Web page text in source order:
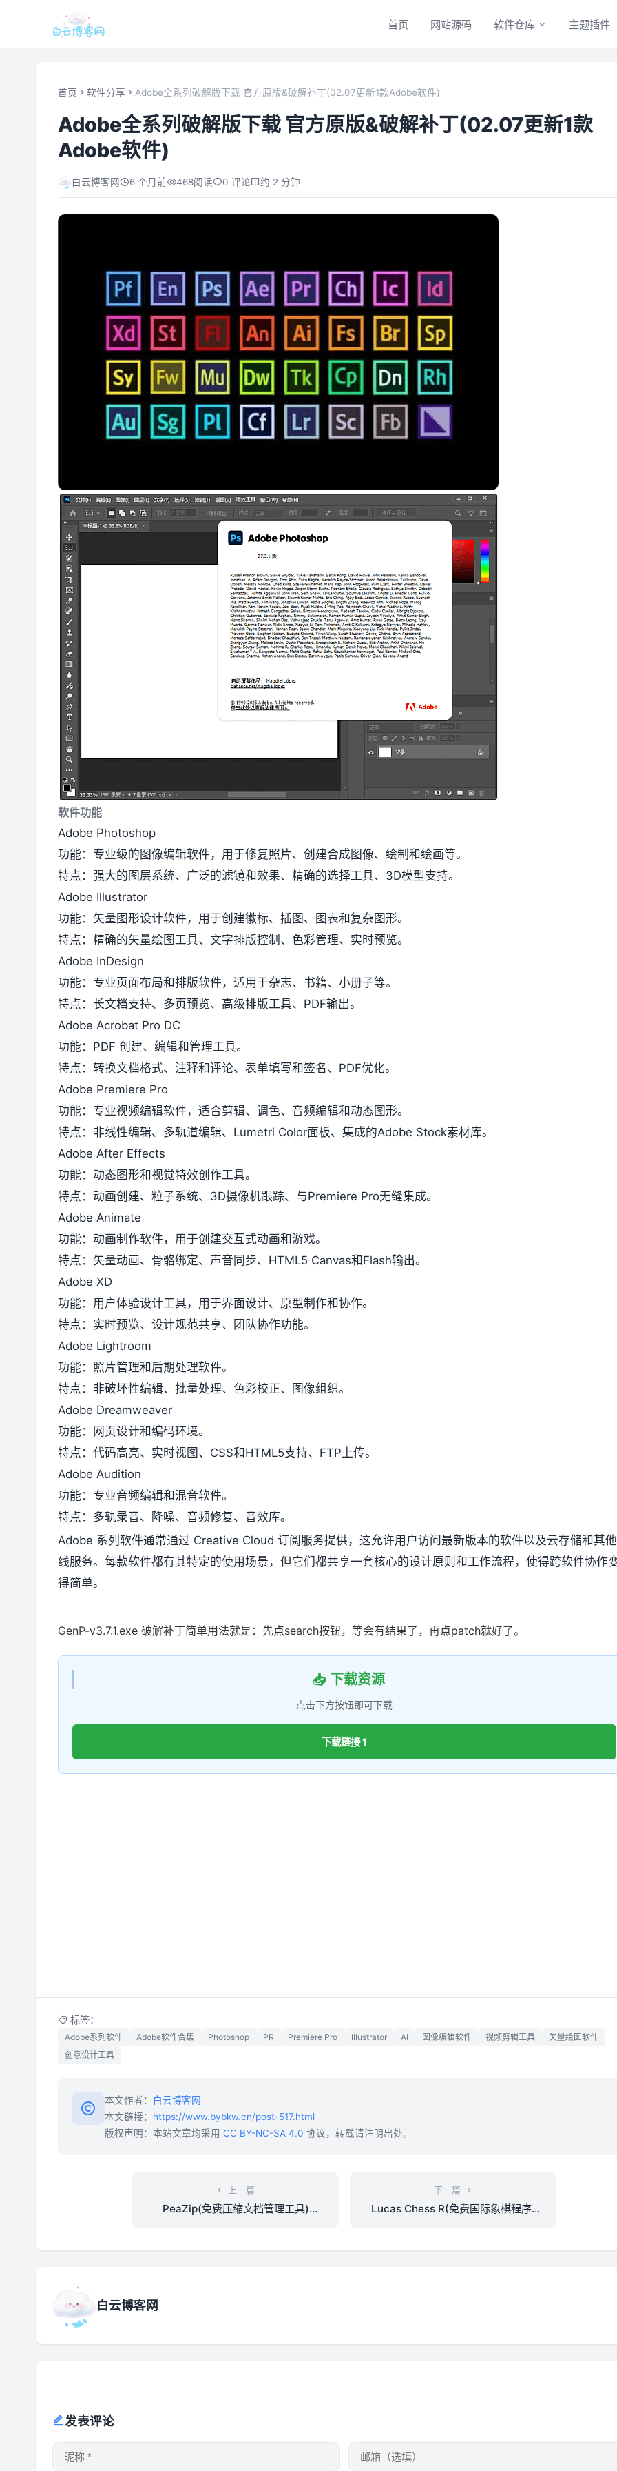
首页 网站源码 软件仓库 主题插件
首页 软件分享 Adobe全系列破解版下载 官方原版&破解补丁(02.07更新1款Adobe软件)
Adobe全系列破解版下载 官方原版&破解补丁(02.07更新1款
Adobe软件)
白云博客网 6 个月前 468阅读 0 评论 约 2 分钟
软件功能
Adobe Photoshop
功能：专业级的图像编辑软件，用于修复照片、创建合成图像、绘制和绘画等。
特点：强大的图层系统、广泛的滤镜和效果、精确的选择工具、3D模型支持。
Adobe Illustrator
功能：矢量图形设计软件，用于创建徽标、插图、图表和复杂图形。
特点：精确的矢量绘图工具、文字排版控制、色彩管理、实时预览。
Adobe InDesign
功能：专业页面布局和排版软件，适用于杂志、书籍、小册子等。
特点：长文档支持、多页预览、高级排版工具、PDF输出。
Adobe Acrobat Pro DC
功能：PDF 创建、编辑和管理工具。
特点：转换文档格式、注释和评论、表单填写和签名、PDF优化。
Adobe Premiere Pro
功能：专业视频编辑软件，适合剪辑、调色、音频编辑和动态图形。
特点：非线性编辑、多轨道编辑、Lumetri Color面板、集成的Adobe Stock素材库。
Adobe After Effects
功能：动态图形和视觉特效创作工具。
特点：动画创建、粒子系统、3D摄像机跟踪、与Premiere Pro无缝集成。
Adobe Animate
功能：动画制作软件，用于创建交互式动画和游戏。
特点：矢量动画、骨骼绑定、声音同步、HTML5 Canvas和Flash输出。
Adobe XD
功能：用户体验设计工具，用于界面设计、原型制作和协作。
特点：实时预览、设计规范共享、团队协作功能。
Adobe Lightroom
功能：照片管理和后期处理软件。
特点：非破坏性编辑、批量处理、色彩校正、图像组织。
Adobe Dreamweaver
功能：网页设计和编码环境。
特点：代码高亮、实时视图、CSS和HTML5支持、FTP上传。
Adobe Audition
功能：专业音频编辑和混音软件。
特点：多轨录音、降噪、音频修复、音效库。
Adobe 系列软件通常通过 Creative Cloud 订阅服务提供，这允许用户访问最新版本的软件以及云存储和其
线服务。每款软件都有其特定的使用场景，但它们都共享一套核心的设计原则和工作流程，使得跨软件协作
得简单。
GenP-v3.7.1.exe 破解补丁简单用法就是：先点search按钮，等会有结果了，再点patch就好了。
📥 下载资源
点击下方按钮即可下载
下载链接 1
标签：
Adobe系列软件 Adobe软件合集 Photoshop PR Premiere Pro Illustrator AI 图像编辑软件 视频剪辑工具
矢量绘图软件
创意设计工具
本文作者：
白云博客网
本文链接： https://www.bybkw.cn/post-517.html
版权声明：本站文章均采用 CC BY-NC-SA 4.0 协议，转载请注明出处。
上一篇
PeaZip(免费压缩文档管理工具)
下一篇
Lucas Chess R(免费国际象棋程序)
白云博客网
发表评论